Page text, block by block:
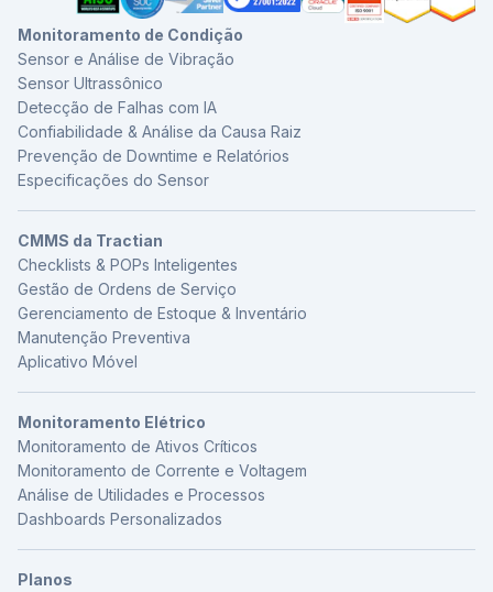
Monitoramento de Condição
Sensor e Análise de Vibração
Sensor Ultrassônico
Detecção de Falhas com IA
Confiabilidade & Análise da Causa Raiz
Prevenção de Downtime e Relatórios
Especificações do Sensor
CMMS da Tractian
Checklists & POPs Inteligentes
Gestão de Ordens de Serviço
Gerenciamento de Estoque & Inventário
Manutenção Preventiva
Aplicativo Móvel
Monitoramento Elétrico
Monitoramento de Ativos Críticos
Monitoramento de Corrente e Voltagem
Análise de Utilidades e Processos
Dashboards Personalizados
Planos